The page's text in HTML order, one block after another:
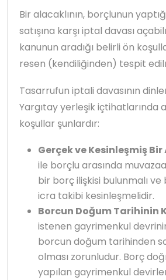
Bir alacaklının, borçlunun
satışına karşı iptal davası
kanunun aradığı belirli ön
resen (kendiliğinden) tespit
Tasarrufun iptali davasının
Yargıtay yerleşik içtihatlarında
koşullar şunlardır:
Gerçek ve Kesinleşmiş
ile borçlu arasında
bir borç ilişkisi bulunmalı
icra takibi kesinleşmelidir.
Borcun Doğum Tarihinin
istenen gayrimenkul
borcun doğum tarihinden
olması zorunludur. Borç
yapılan gayrimenkul